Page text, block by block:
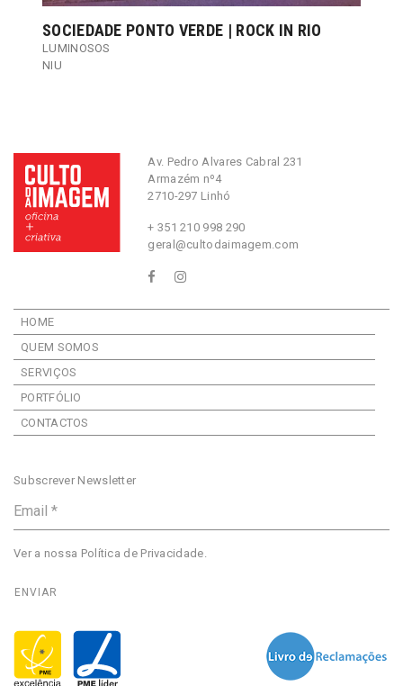
SOCIEDADE PONTO VERDE | ROCK IN RIO
LUMINOSOS
NIU
Av. Pedro Alvares Cabral 231
Armazém nº4
2710-297 Linhó
+ 351 210 998 290
geral@cultodaimagem.com
HOME
QUEM SOMOS
SERVIÇOS
PORTFÓLIO
CONTACTOS
Subscrever Newsletter
Ver a nossa Política de Privacidade